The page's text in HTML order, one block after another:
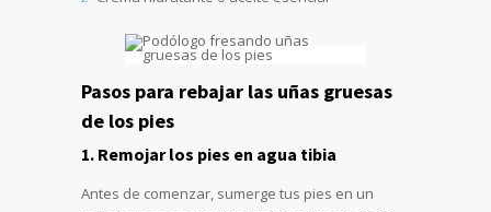
Pasos para rebajar las uñas gruesas
de los pies
1. Remojar los pies en agua tibia
Antes de comenzar, sumerge tus pies en un